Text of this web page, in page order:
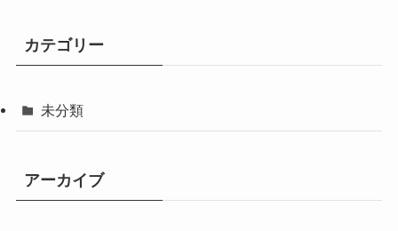
カテゴリー
未分類
アーカイブ